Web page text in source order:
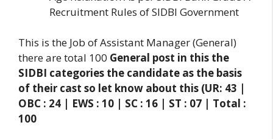
Recruitment Rules of SIDBI Government
This is the Job of Assistant Manager (General)
there are total 100 General post in this the
SIDBI categories the candidate as the basis
of their cast so let know about this (UR: 43 |
OBC : 24 | EWS : 10 | SC : 16 | ST : 07 | Total :
100